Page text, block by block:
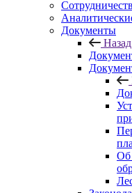
Документы
Назад
Об